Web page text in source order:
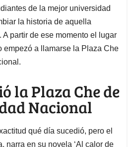
de la mejor universidad
la historia de aquella
partir de ese momento el lugar
empezó a llamarse la Plaza Che
la Plaza Che de
Nacional
qué día sucedió, pero el
narra en su novela ‘Al calor de